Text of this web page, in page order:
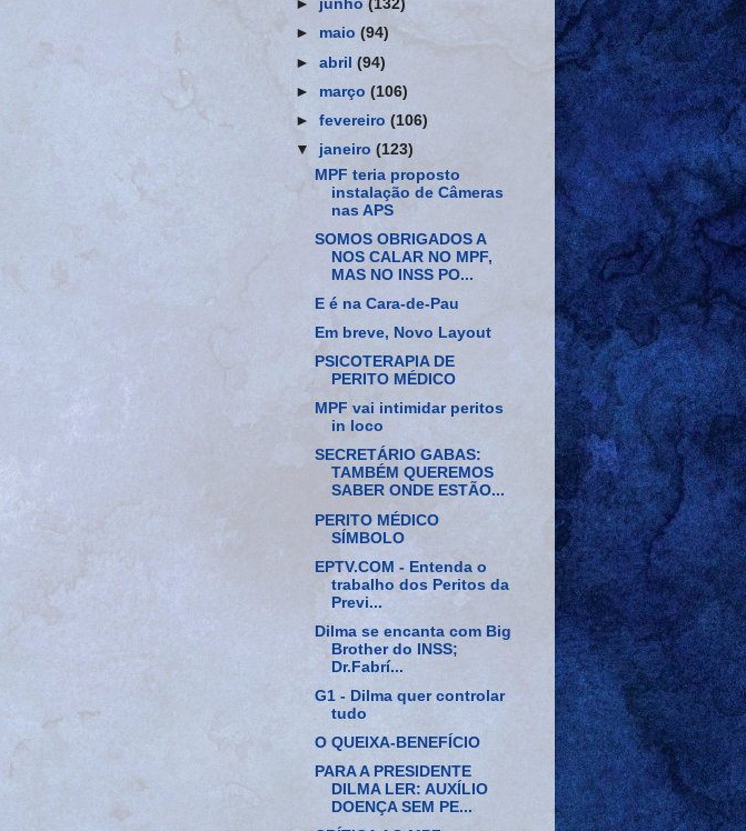
► junho(132)
► maio(94)
►abril(94)
► março(106)
►fevereiro(106)
▼ janeiro(123)
MPF teria proposto
instalação de Câmeras
nas APS
SOMOS OBRIGADOS A
NOS CALAR NO MPF,
MAS NO INSS PO...
E é na Cara-de-Pau
Em breve, Novo Layout
PSICOTERAPIA DE
PERITO MÉDICO
MPF vai intimidar peritos
in loco
SECRETÁRIO GABAS:
TAMBÉM QUEREMOS
SABER ONDE ESTÃO...
PERITO MÉDICO
SÍMBOLO
EPTV.COM - Entenda o
trabalho dos Peritos da
Previ...
Dilma se encanta com Big
Brother do INSS;
Dr.Fabrí...
G1 - Dilma quer controlar
tudo
O QUEIXA-BENEFÍCIO
PARA A PRESIDENTE
DILMA LER: AUXÍLIO
DOENÇA SEM PE...